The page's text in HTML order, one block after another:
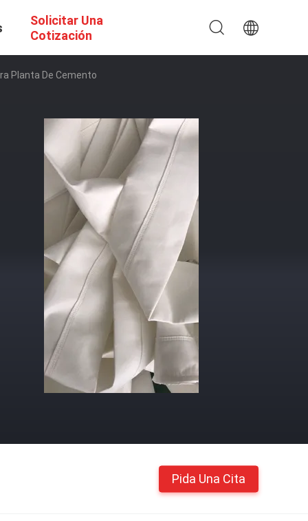
Solicitar Una
Cotización
Planta De Cemento
Pida Una Cita